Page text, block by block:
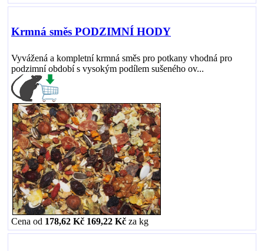
Krmná směs PODZIMNÍ HODY
Vyvážená a kompletní krmná směs pro potkany vhodná pro
podzimní období s vysokým podílem sušeného ov...
Cena od 178,62 Kč 169,22 Kč za kg